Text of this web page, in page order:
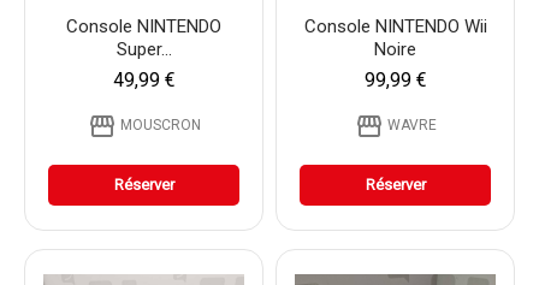
Console NINTENDO
Super...
49,99 €
storefront MOUSCRON
Réserver
Console NINTENDO Wii
Noire
99,99 €
storefront WAVRE
Réserver